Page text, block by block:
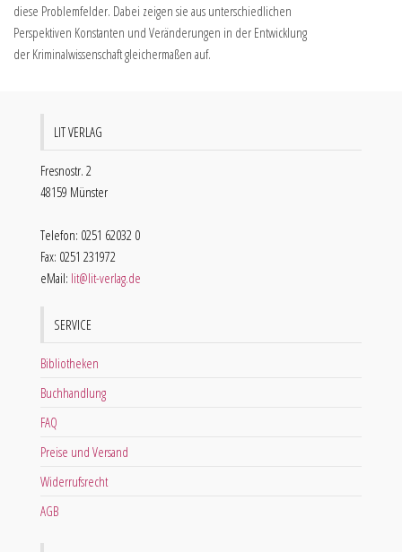
diese Problemfelder. Dabei zeigen sie aus unterschiedlichen
Perspektiven Konstanten und Veränderungen in der Entwicklung
der Kriminalwissenschaft gleichermaßen auf.
LIT VERLAG
Fresnostr. 2
48159 Münster
Telefon: 0251 62032 0
Fax: 0251 231972
eMail: lit@lit-verlag.de
SERVICE
Bibliotheken
Buchhandlung
FAQ
Preise und Versand
Widerrufsrecht
AGB